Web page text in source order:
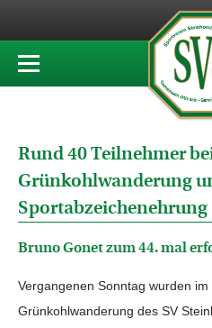
Rund 40 Teilnehmer
Grünkohlwanderung
Sportabzeichenehrung
Bruno Gonet zum 44. mal
Vergangenen Sonntag wurden
Grünkohlwanderung des SV